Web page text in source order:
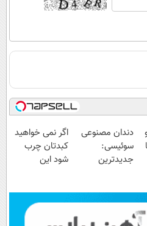
دندان مصنوعی
سوئیسی:
جدیدترین
پرداخت قسطی
اگر نمی خواهید
کبدتان چرب
شود این